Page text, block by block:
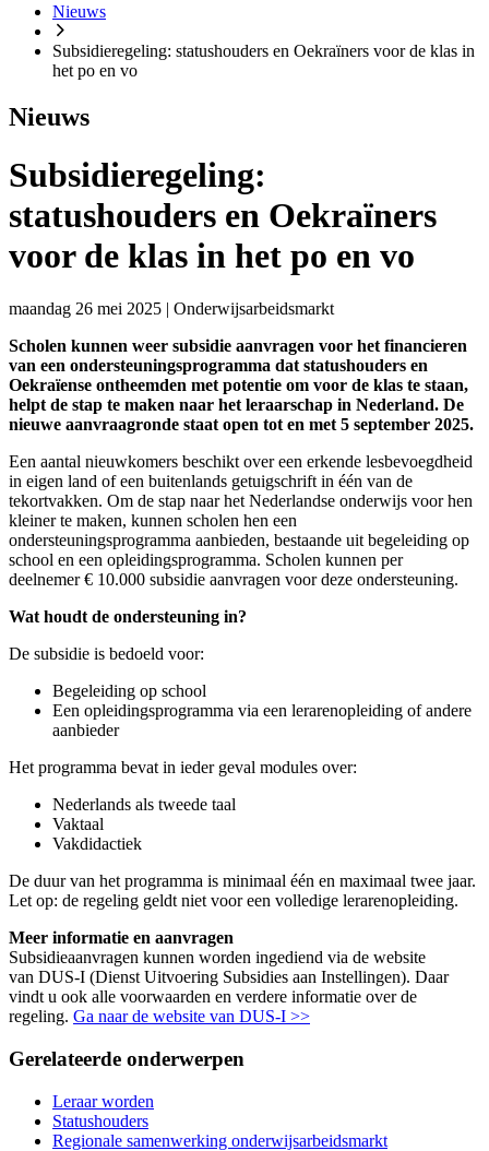
Nieuws
Subsidieregeling: statushouders en Oekraïners voor de klas in
het po en vo
Nieuws
Subsidieregeling:
statushouders en Oekraïners
voor de klas in het po en vo
maandag 26 mei 2025 | Onderwijsarbeidsmarkt
Scholen kunnen weer subsidie aanvragen voor het financieren
van een ondersteuningsprogramma dat statushouders en
Oekraïense ontheemden met potentie om voor de klas te staan,
helpt de stap te maken naar het leraarschap in Nederland. De
nieuwe aanvraagronde staat open tot en met 5 september 2025.
Een aantal nieuwkomers beschikt over een erkende lesbevoegdheid
in eigen land of een buitenlands getuigschrift in één van de
tekortvakken. Om de stap naar het Nederlandse onderwijs voor hen
kleiner te maken, kunnen scholen hen een
ondersteuningsprogramma aanbieden, bestaande uit begeleiding op
school en een opleidingsprogramma. Scholen kunnen per
deelnemer € 10.000 subsidie aanvragen voor deze ondersteuning.
Wat houdt de ondersteuning in?
De subsidie is bedoeld voor:
Begeleiding op school
Een opleidingsprogramma via een lerarenopleiding of andere
aanbieder
Het programma bevat in ieder geval modules over:
Nederlands als tweede taal
Vaktaal
Vakdidactiek
De duur van het programma is minimaal één en maximaal twee jaar.
Let op: de regeling geldt niet voor een volledige lerarenopleiding.
Meer informatie en aanvragen
Subsidieaanvragen kunnen worden ingediend via de website
van DUS-I (Dienst Uitvoering Subsidies aan Instellingen). Daar
vindt u ook alle voorwaarden en verdere informatie over de
regeling. Ga naar de website van DUS-I >>
Gerelateerde onderwerpen
Leraar worden
Statushouders
Regionale samenwerking onderwijsarbeidsmarkt